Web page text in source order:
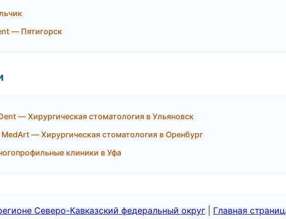
— Пятигорск
— Хирургическая стоматология в Ульяновск
— Хирургическая стоматология в Оренбург
клиники в Уфа
Северо-Кавказский федеральный округ Главная